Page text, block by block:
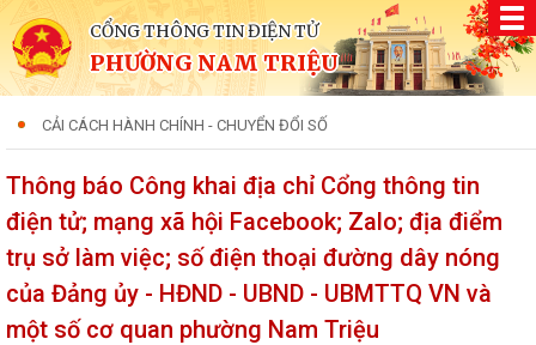
CỔNG THÔNG TIN ĐIỆN TỬ
PHƯỜNG NAM TRIỆU
CẢI CÁCH HÀNH CHÍNH - CHUYỂN ĐỔI SỐ
Thông báo Công khai địa chỉ Cổng thông tin
điện tử; mạng xã hội Facebook; Zalo; địa điểm
trụ sở làm việc; số điện thoại đường dây nóng
của Đảng ủy - HĐND - UBND - UBMTTQ VN và
một số cơ quan phường Nam Triệu